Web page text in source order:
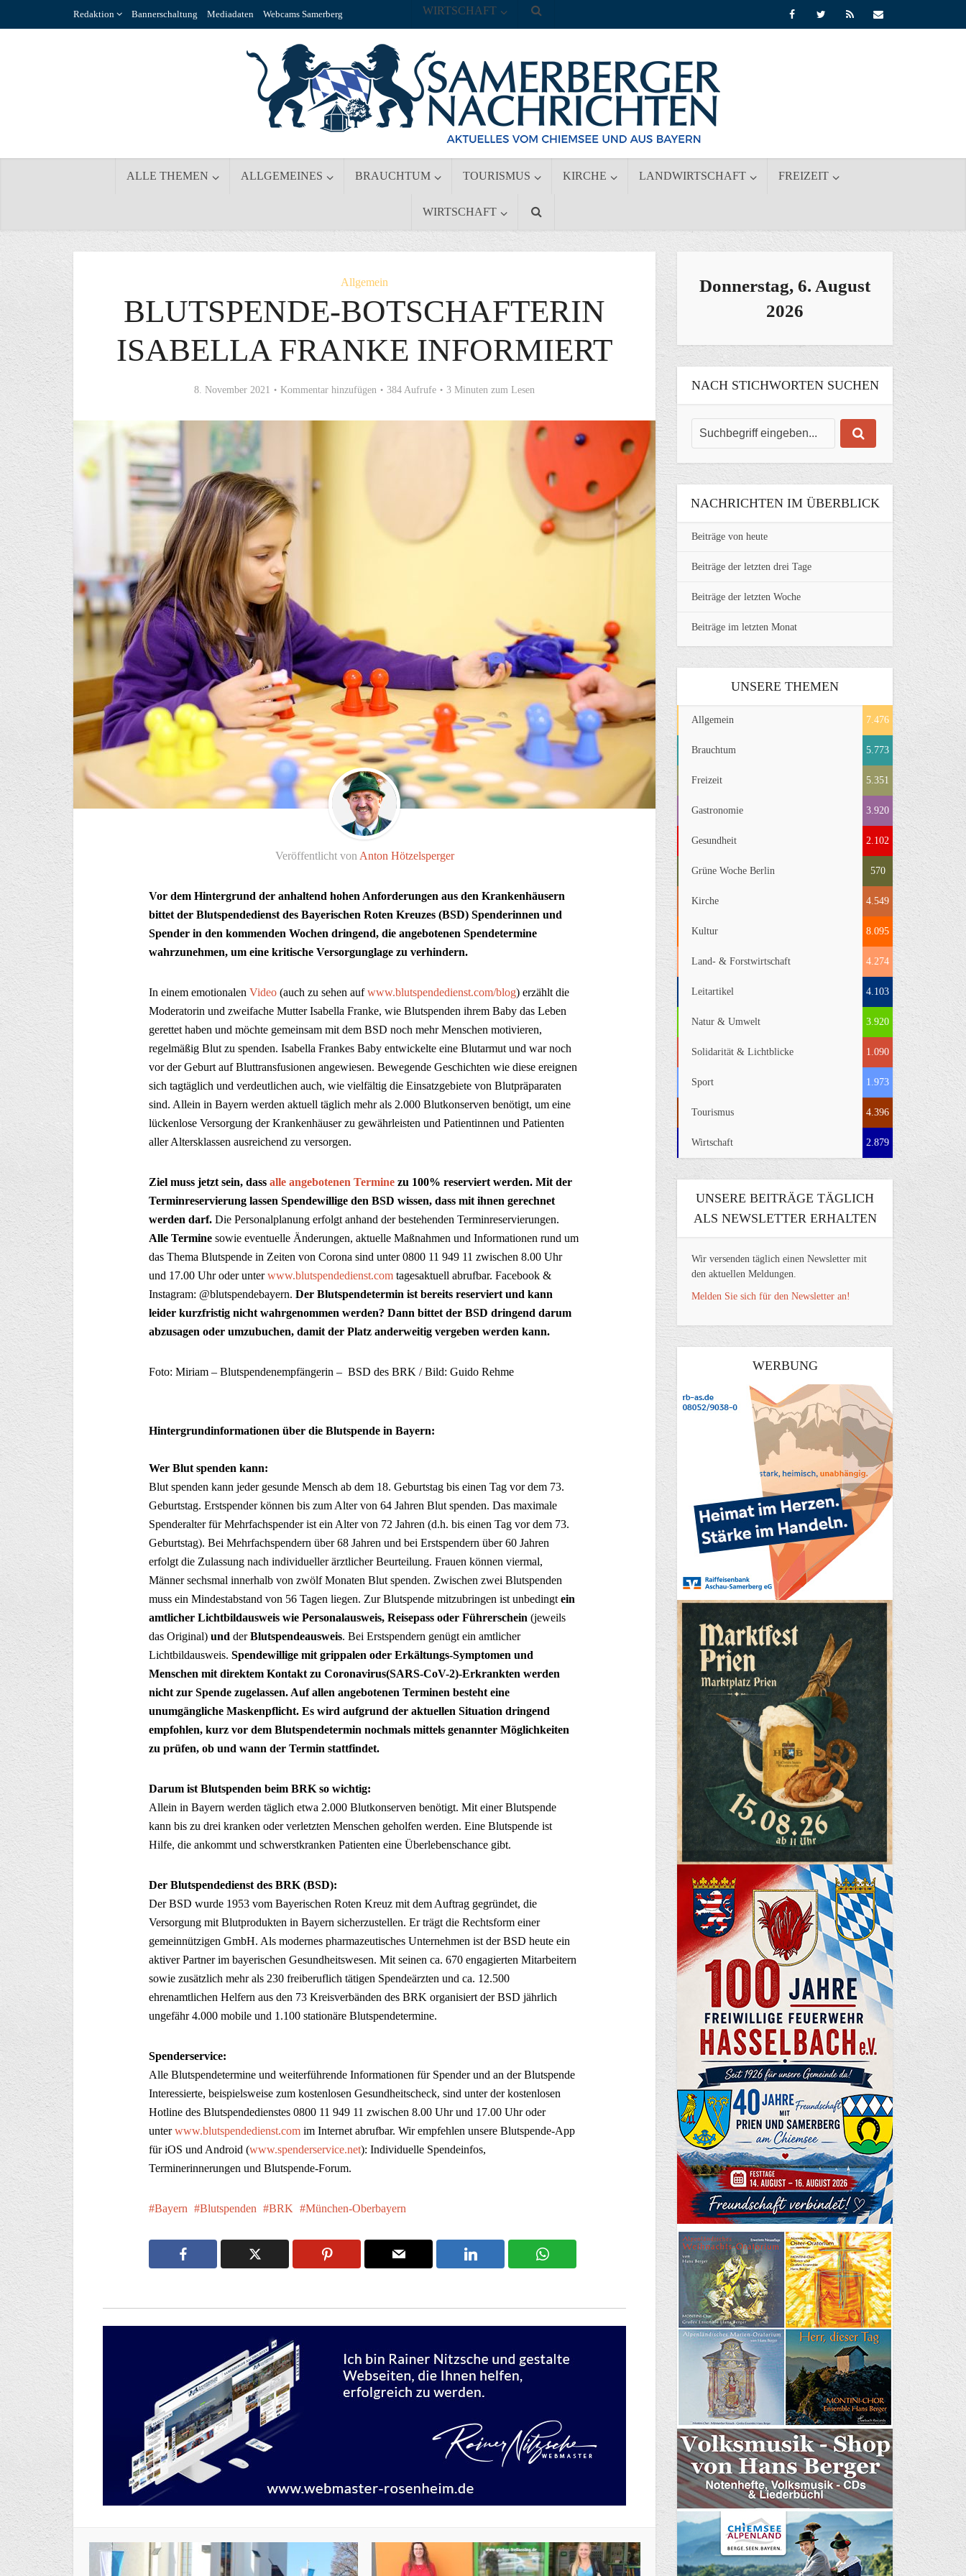
Redaktion Bannerschaltung Mediadaten Webcams Samerberg
ALLE THEMEN ALLGEMEINES BRAUCHTUM TOURISMUS KIRCHE LANDWIRTSCHAFT FREIZEIT
WIRTSCHAFT
WIRTSCHAFT
Allgemein
BLUTSPENDE-BOTSCHAFTERIN
ISABELLA FRANKE INFORMIERT
8. November 2021 Kommentar hinzufügen 384 Aufrufe 3 Minuten zum Lesen
Veröffentlicht von Anton Hötzelsperger
Vor dem Hintergrund der anhaltend hohen Anforderungen aus den Krankenhäusern
bittet der Blutspendedienst des Bayerischen Roten Kreuzes (BSD) Spenderinnen und
Spender in den kommenden Wochen dringend, die angebotenen Spendetermine
wahrzunehmen, um eine kritische Versorgunglage zu verhindern.
In einem emotionalen Video (auch zu sehen aufwww.blutspendedienst.com/blog) erzählt die
Moderatorin und zweifache Mutter Isabella Franke, wie Blutspenden ihrem Baby das Leben
gerettet haben und möchte gemeinsam mit dem BSD noch mehr Menschen motivieren,
regelmäßig Blut zu spenden. Isabella Frankes Baby entwickelte eine Blutarmut und war noch
vor der Geburt auf Bluttransfusionen angewiesen. Bewegende Geschichten wie diese ereignen
sich tagtäglich und verdeutlichen auch, wie vielfältig die Einsatzgebiete von Blutpräparaten
sind. Allein in Bayern werden aktuell täglich mehr als 2.000 Blutkonserven benötigt, um eine
lückenlose Versorgung der Krankenhäuser zu gewährleisten und Patientinnen und Patienten
aller Altersklassen ausreichend zu versorgen.
Ziel muss jetzt sein, dass alle angebotenen Termine zu 100% reserviert werden. Mit der
Terminreservierung lassen Spendewillige den BSD wissen, dass mit ihnen gerechnet
werden darf. Die Personalplanung erfolgt anhand der bestehenden Terminreservierungen.
Alle Termine sowie eventuelle Änderungen, aktuelle Maßnahmen und Informationen rund um
das Thema Blutspende in Zeiten von Corona sind unter 0800 11 949 11 zwischen 8.00 Uhr
und 17.00 Uhr oder unterwww.blutspendedienst.com tagesaktuell abrufbar. Facebook &
Instagram: @blutspendebayern. Der Blutspendetermin ist bereits reserviert und kann
leider kurzfristig nicht wahrgenommen werden? Dann bittet der BSD dringend darum
abzusagen oder umzubuchen, damit der Platz anderweitig vergeben werden kann.
Foto: Miriam – Blutspendenempfängerin – BSD des BRK / Bild: Guido Rehme
Hintergrundinformationen über die Blutspende in Bayern:
Wer Blut spenden kann:
Blut spenden kann jeder gesunde Mensch ab dem 18. Geburtstag bis einen Tag vor dem 73.
Geburtstag. Erstspender können bis zum Alter von 64 Jahren Blut spenden. Das maximale
Spenderalter für Mehrfachspender ist ein Alter von 72 Jahren (d.h. bis einen Tag vor dem 73.
Geburtstag). Bei Mehrfachspendern über 68 Jahren und bei Erstspendern über 60 Jahren
erfolgt die Zulassung nach individueller ärztlicher Beurteilung. Frauen können viermal,
Männer sechsmal innerhalb von zwölf Monaten Blut spenden. Zwischen zwei Blutspenden
muss ein Mindestabstand von 56 Tagen liegen. Zur Blutspende mitzubringen ist unbedingt ein
amtlicher Lichtbildausweis wie Personalausweis, Reisepass oder Führerschein (jeweils
das Original) und derBlutspendeausweis. Bei Erstspendern genügt ein amtlicher
Lichtbildausweis. Spendewillige mit grippalen oder Erkältungs-Symptomen und
Menschen mit direktem Kontakt zu Coronavirus(SARS-CoV-2)-Erkrankten werden
nicht zur Spende zugelassen. Auf allen angebotenen Terminen besteht eine
unumgängliche Maskenpflicht. Es wird aufgrund der aktuellen Situation dringend
empfohlen, kurz vor dem Blutspendetermin nochmals mittels genannter Möglichkeiten
zu prüfen, ob und wann der Termin stattfindet.
Darum ist Blutspenden beim BRK so wichtig:
Allein in Bayern werden täglich etwa 2.000 Blutkonserven benötigt. Mit einer Blutspende
kann bis zu drei kranken oder verletzten Menschen geholfen werden. Eine Blutspende ist
Hilfe, die ankommt und schwerstkranken Patienten eine Überlebenschance gibt.
Der Blutspendedienst des BRK (BSD):
Der BSD wurde 1953 vom Bayerischen Roten Kreuz mit dem Auftrag gegründet, die
Versorgung mit Blutprodukten in Bayern sicherzustellen. Er trägt die Rechtsform einer
gemeinnützigen GmbH. Als modernes pharmazeutisches Unternehmen ist der BSD heute ein
aktiver Partner im bayerischen Gesundheitswesen. Mit seinen ca. 670 engagierten Mitarbeitern
sowie zusätzlich mehr als 230 freiberuflich tätigen Spendeärzten und ca. 12.500
ehrenamtlichen Helfern aus den 73 Kreisverbänden des BRK organisiert der BSD jährlich
ungefähr 4.000 mobile und 1.100 stationäre Blutspendetermine.
Spenderservice:
Alle Blutspendetermine und weiterführende Informationen für Spender und an der Blutspende
Interessierte, beispielsweise zum kostenlosen Gesundheitscheck, sind unter der kostenlosen
Hotline des Blutspendedienstes 0800 11 949 11 zwischen 8.00 Uhr und 17.00 Uhr oder
unterwww.blutspendedienst.com im Internet abrufbar. Wir empfehlen unsere Blutspende-App
für iOS und Android (www.spenderservice.net): Individuelle Spendeinfos,
Terminerinnerungen und Blutspende-Forum.
Bayern Blutspenden BRK München-Oberbayern
Donnerstag, 6. August
2026
NACH STICHWORTEN SUCHEN
NACHRICHTEN IM ÜBERBLICK
Beiträge von heute
Beiträge der letzten drei Tage
Beiträge der letzten Woche
Beiträge im letzten Monat
UNSERE THEMEN
Allgemein 7.476
Brauchtum 5.773
Freizeit 5.351
Gastronomie 3.920
Gesundheit 2.102
Grüne Woche Berlin 570
Kirche 4.549
Kultur 8.095
Land- & Forstwirtschaft 4.274
Leitartikel 4.103
Natur & Umwelt 3.920
Solidarität & Lichtblicke 1.090
Sport 1.973
Tourismus 4.396
Wirtschaft 2.879
UNSERE BEITRÄGE TÄGLICH
ALS NEWSLETTER ERHALTEN
Wir versenden täglich einen Newsletter mit
den aktuellen Meldungen.
Melden Sie sich für den Newsletter an!
WERBUNG